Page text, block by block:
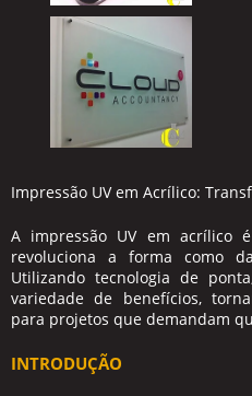
Impressão UV em Acrílico:
A impressão UV em acrílico
revoluciona a forma como
Utilizando tecnologia de
variedade de benefícios,
para projetos que demandam
INTRODUÇÃO